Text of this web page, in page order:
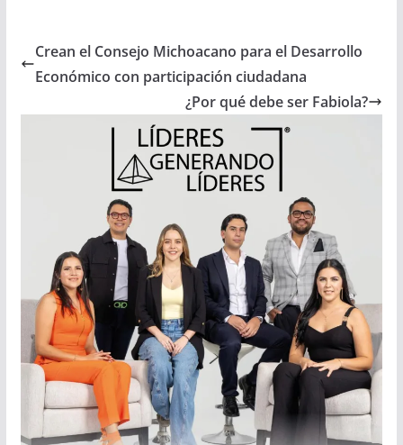
Crean el Consejo Michoacano para el Desarrollo
Económico con participación ciudadana
¿Por qué debe ser Fabiola?